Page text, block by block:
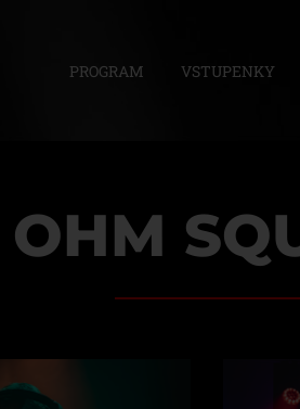
PROGRAM VSTUPENKY
OHM